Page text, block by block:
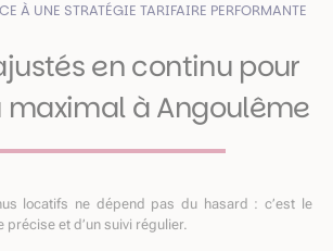
À UNE STRATÉGIE TARIFAIRE PERFORMANTE
en continu pour
maximal à Angoulême
locatifs ne dépend pas du hasard : c’est le
précise et d’un suivi régulier.